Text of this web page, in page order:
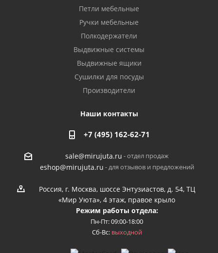
Петли мебельные
Ручки мебельные
Полкодержатели
Выдвижные системы
Выдвижные ящики
Сушилки для посуды
Производители
Наши контакты
+7 (495) 162-62-71
sale@mirujuta.ru - отдел продаж
eshop@mirujuta.ru - для отзывов и предложений
Россия, г. Москва, шоссе Энтузиастов, д. 54, ТЦ
«Мир Уюта», 4 этаж, правое крыло
Режим работы отдела:
Пн-Пт: 09:00-18:00
Сб-Вс: выходной